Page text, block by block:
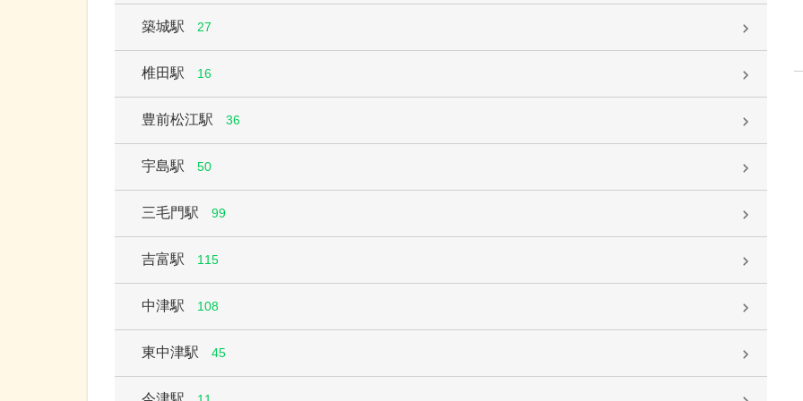
築城駅 27
椎田駅 16
豊前松江駅 36
宇島駅 50
三毛門駅 99
吉富駅 115
中津駅 108
東中津駅 45